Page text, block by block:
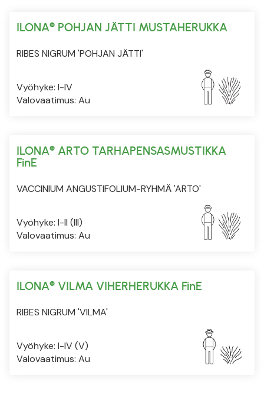
ILONA® POHJAN JÄTTI MUSTAHERUKKA
RIBES NIGRUM 'POHJAN JÄTTI'
Vyöhyke: I-IV
Valovaatimus: Au
ILONA® ARTO TARHAPENSASMUSTIKKA
FinE
VACCINIUM ANGUSTIFOLIUM-RYHMÄ 'ARTO'
Vyöhyke: I-II (III)
Valovaatimus: Au
ILONA® VILMA VIHERHERUKKA FinE
RIBES NIGRUM 'VILMA'
Vyöhyke: I-IV (V)
Valovaatimus: Au